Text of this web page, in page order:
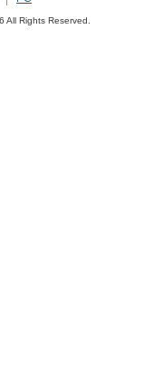
Rights Reserved.